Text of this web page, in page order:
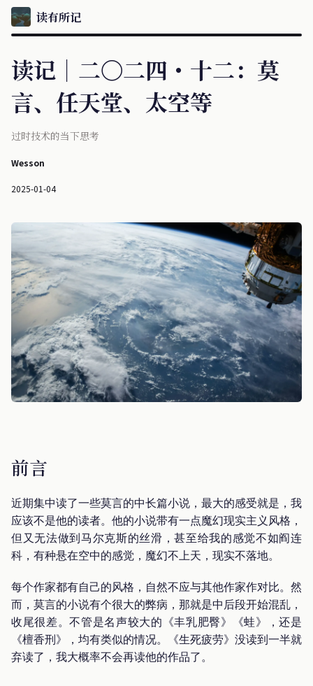
读有所记
读记｜二〇二四・十二：莫
言、任天堂、太空等
过时技术的当下思考
Wesson
2025-01-04
前言
近期集中读了一些莫言的中长篇小说，最大的感受就是，我
应该不是他的读者。他的小说带有一点魔幻现实主义风格，
但又无法做到马尔克斯的丝滑，甚至给我的感觉不如阎连
科，有种悬在空中的感觉，魔幻不上天，现实不落地。
每个作家都有自己的风格，自然不应与其他作家作对比。然
而，莫言的小说有个很大的弊病，那就是中后段开始混乱，
收尾很差。不管是名声较大的《丰乳肥臀》《蛙》，还是
《檀香刑》，均有类似的情况。《生死疲劳》没读到一半就
弃读了，我大概率不会再读他的作品了。